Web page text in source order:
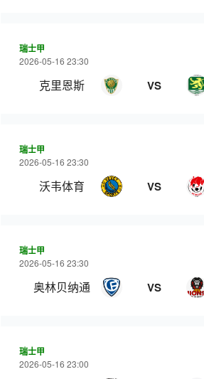
瑞士甲
2026-05-16 23:30
克里恩斯 VS
瑞士甲
2026-05-16 23:30
沃韦体育 VS
瑞士甲
2026-05-16 23:30
奥林贝纳通 VS
瑞士甲
2026-05-16 23:00